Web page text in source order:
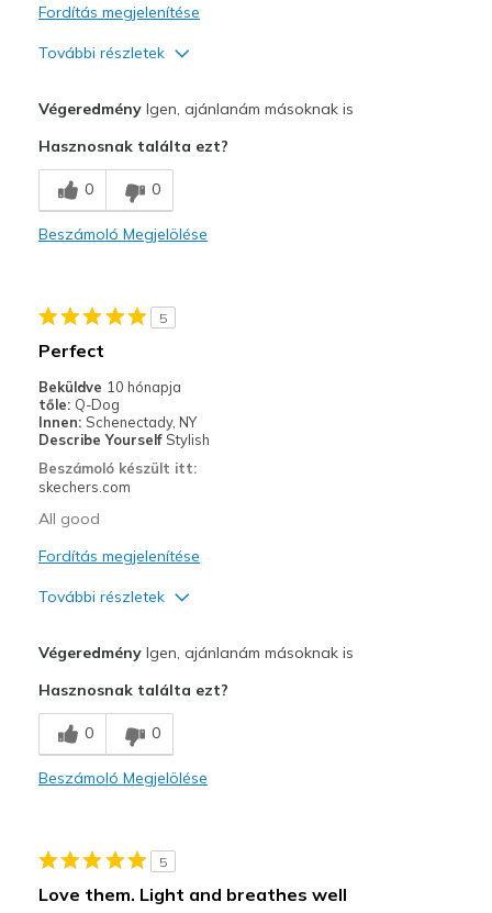
Fordítás megjelenítése
További részletek
Breathe Well
Comfortable
Going Out
Width
Feels true to width
Sizing
Feels true to size
View On Shoes
Shoes are for Wearing
VégeredményIgen, ajánlanám másoknak is
Hasznosnak találta ezt?
0 0
Beszámoló Megjelölése
5
Perfect
Beküldve 10 hónapja
tőle: Q-Dog
Innen: Schenectady, NY
Describe Yourself Stylish
Beszámoló készült itt:
skechers.com
All good
Fordítás megjelenítése
További részletek
Breathe Well
Comfortable
Legjobb használat
VégeredményIgen, ajánlanám másoknak is
Hasznosnak találta ezt?
0 0
Beszámoló Megjelölése
5
Love them. Light and breathes well